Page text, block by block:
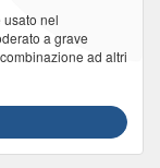
usato nel
a grave
ad altri